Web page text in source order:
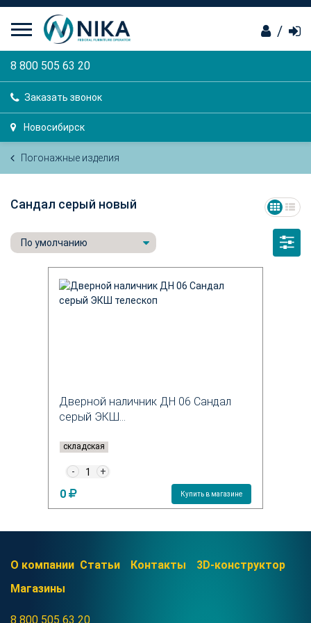
8 800 505 63 20
Заказать звонок
Новосибирск
/
Погонажные изделия
Сандал серый новый
По умолчанию
Дверной наличник ДН 06 Сандал
серый ЭКШ...
складская
- +
0 Купить в магазине
О компании Статьи Контакты
3D-конструктор
Магазины
8 800 505 63 20